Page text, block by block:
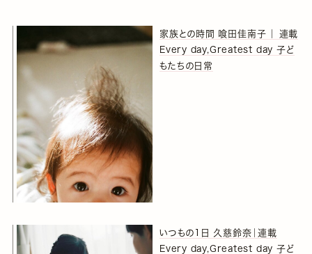
家族との時間 喰田佳南子 ｜ 連載
Every day,Greatest day 子ど
もたちの日常
いつもの1日 久慈鈴奈｜連載
Every day,Greatest day 子ど